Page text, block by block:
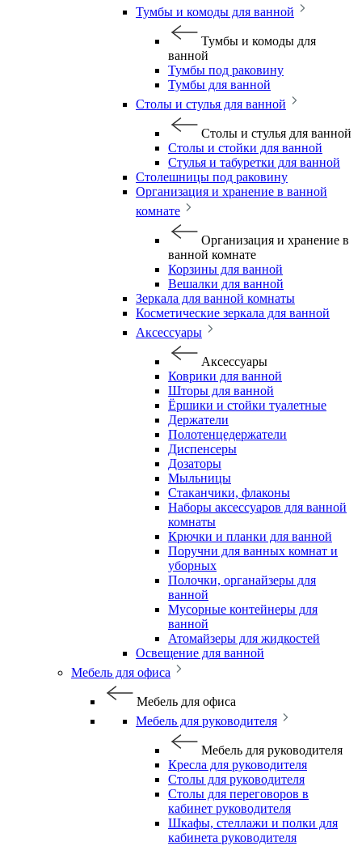
Тумбы и комоды для ванной
Тумбы и комоды для
ванной
Тумбы под раковину
Тумбы для ванной
Столы и стулья для ванной
Столы и стулья для ванной
Столы и стойки для ванной
Стулья и табуретки для ванной
Столешницы под раковину
Организация и хранение в ванной
комнате
Организация и хранение в
ванной комнате
Корзины для ванной
Вешалки для ванной
Зеркала для ванной комнаты
Косметические зеркала для ванной
Аксессуары
Аксессуары
Коврики для ванной
Шторы для ванной
Ёршики и стойки туалетные
Держатели
Полотенцедержатели
Диспенсеры
Дозаторы
Мыльницы
Стаканчики, флаконы
Наборы аксессуаров для ванной
комнаты
Крючки и планки для ванной
Поручни для ванных комнат и
уборных
Полочки, органайзеры для
ванной
Мусорные контейнеры для
ванной
Атомайзеры для жидкостей
Освещение для ванной
Мебель для офиса
Мебель для офиса
Мебель для руководителя
Мебель для руководителя
Кресла для руководителя
Столы для руководителя
Столы для переговоров в
кабинет руководителя
Шкафы, стеллажи и полки для
кабинета руководителя